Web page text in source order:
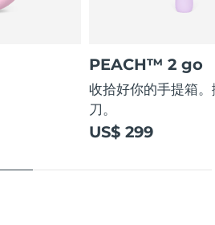
PEACH™ 2 go
收拾好你的手提箱
刀。
US$ 299